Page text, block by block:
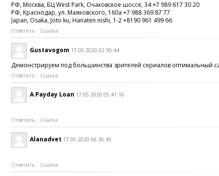
РФ, Москва, БЦ West Park, Очаковское шоссе, 34 +7 989 617 30 20
РФ, Краснодар, ул. Маяковского, 160а +7 988 369 87 77
Japan, Osaka, Joto ku, Hanaten nishi, 1-2 +8190 961 499 66
Ответить Ссылка
Gustavogom 17.05.2020 02:30:44
Демонстрируем под большинства зрителей сериалов оптимальный
Ответить Ссылка
A Payday Loan 17.05.2020 05:41:16
Ответить Ссылка
Alanadvet 17.05.2020 06:36:45
Ответить Ссылка